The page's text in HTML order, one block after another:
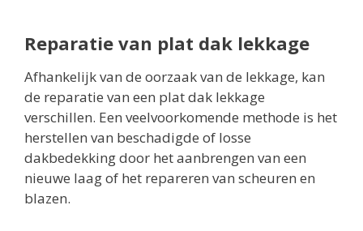
Reparatie van plat dak lekkage
Afhankelijk van de oorzaak van de lekkage, kan
de reparatie van een plat dak lekkage
verschillen. Een veelvoorkomende methode is het
herstellen van beschadigde of losse
dakbedekking door het aanbrengen van een
nieuwe laag of het repareren van scheuren en
blazen.